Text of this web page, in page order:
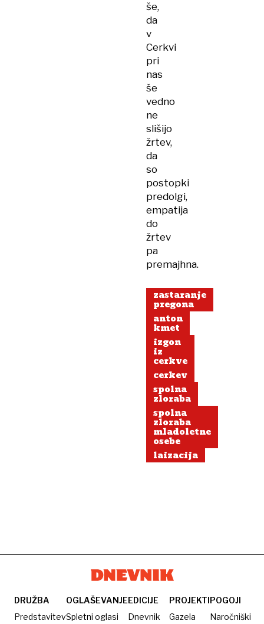
še,
da
v
Cerkvi
pri
nas
še
vedno
ne
slišijo
žrtev,
da
so
postopki
predolgi,
empatija
do
žrtev
pa
premajhna.
zastaranje
pregona
anton
kmet
izgon
iz
cerkve
cerkev
spolna
zloraba
spolna
zloraba
mladoletne
osebe
laizacija
DRUŽBA
Predstavitev
OGLAŠEVANJE
Spletni oglasi
EDICIJE
Dnevnik
PROJEKTI
Gazela
POGOJI
Naročniški